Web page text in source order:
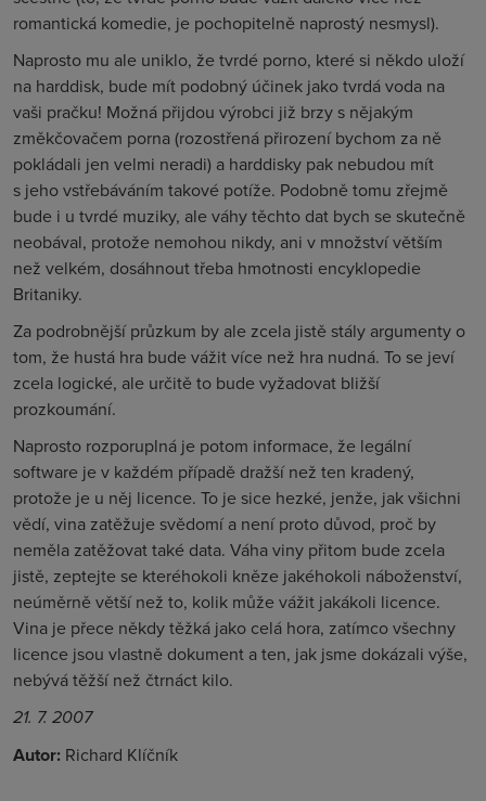
romantická komedie, je pochopitelně naprostý nesmysl).
Naprosto mu ale uniklo, že tvrdé porno, které si někdo uloží
na harddisk, bude mít podobný účinek jako tvrdá voda na
vaši pračku! Možná přijdou výrobci již brzy s nějakým
změkčovačem porna (rozostřená přirození bychom za ně
pokládali jen velmi neradi) a harddisky pak nebudou mít
s jeho vstřebáváním takové potíže. Podobně tomu zřejmě
bude i u tvrdé muziky, ale váhy těchto dat bych se skutečně
neobával, protože nemohou nikdy, ani v množství větším
než velkém, dosáhnout třeba hmotnosti encyklopedie
Britaniky.
Za podrobnější průzkum by ale zcela jistě stály argumenty o
tom, že hustá hra bude vážit více než hra nudná. To se jeví
zcela logické, ale určitě to bude vyžadovat bližší
prozkoumání.
Naprosto rozporuplná je potom informace, že legální
software je v každém případě dražší než ten kradený,
protože je u něj licence. To je sice hezké, jenže, jak všichni
vědí, vina zatěžuje svědomí a není proto důvod, proč by
neměla zatěžovat také data. Váha viny přitom bude zcela
jistě, zeptejte se kteréhokoli kněze jakéhokoli náboženství,
neúměrně větší než to, kolik může vážit jakákoli licence.
Vina je přece někdy těžká jako celá hora, zatímco všechny
licence jsou vlastně dokument a ten, jak jsme dokázali výše,
nebývá těžší než čtrnáct kilo.
21. 7. 2007
Autor: Richard Klíčník